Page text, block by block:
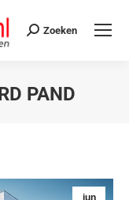
Zoeken
PAND
jun